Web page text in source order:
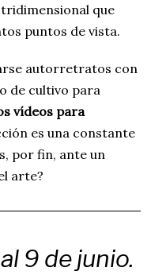
que
puntos de vista.
autorretratos con
de cultivo para
vídeos para
es una constante
por fin, ante un
arte?
9 de junio.